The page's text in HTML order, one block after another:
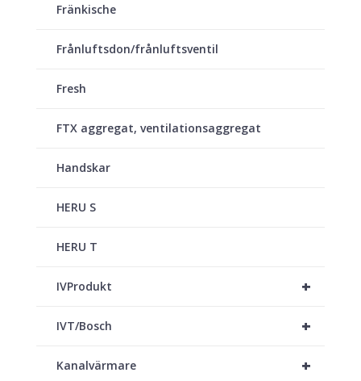
Fränkische
Frånluftsdon/frånluftsventil
Fresh
FTX aggregat, ventilationsaggregat
Handskar
HERU S
HERU T
+
IVProdukt
+
IVT/Bosch
+
Kanalvärmare